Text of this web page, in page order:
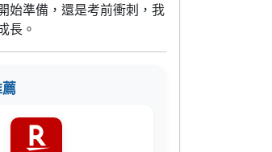
始準備，還是考前衝刺，我
長。